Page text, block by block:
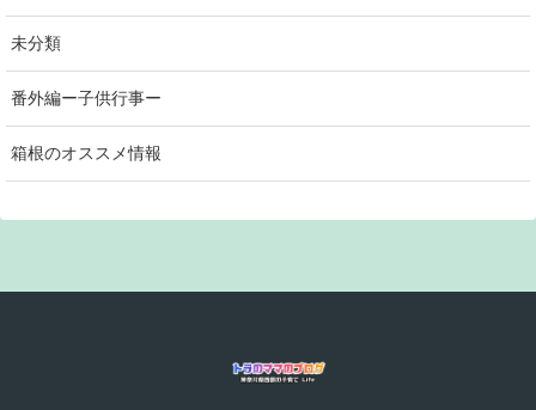
未分類
番外編ー子供行事ー
箱根のオススメ情報